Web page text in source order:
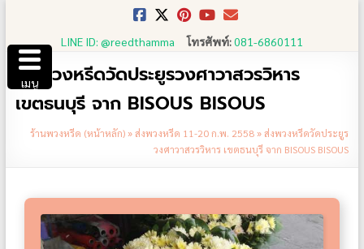
content
LINE ID: @reedthamma โทรศัพท์:081-6860111
ส่งพวงหรีดวัดประยูรวงศาวาสวรวิหาร
เขตธนบุรี จาก BISOUS BISOUS
ร้านพวงหรีด (หน้าหลัก)»ส่งพวงหรีด 11-20 ก.พ. 2558»ส่งพวงหรีดวัดประยูร
วงศาวาสวรวิหาร เขตธนบุรี จาก BISOUS BISOUS
เมนู